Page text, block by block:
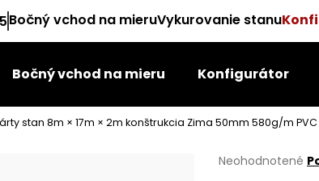
Bočný vchod na mieruVykurovanie stanu
Bočný vchod na mieru Konfigurátor
stan 8m × 17m × 2m konštrukcia Zima 50mm 580g/m
Priemerné
Neohodnotené
Čo potrebujete nájsť?